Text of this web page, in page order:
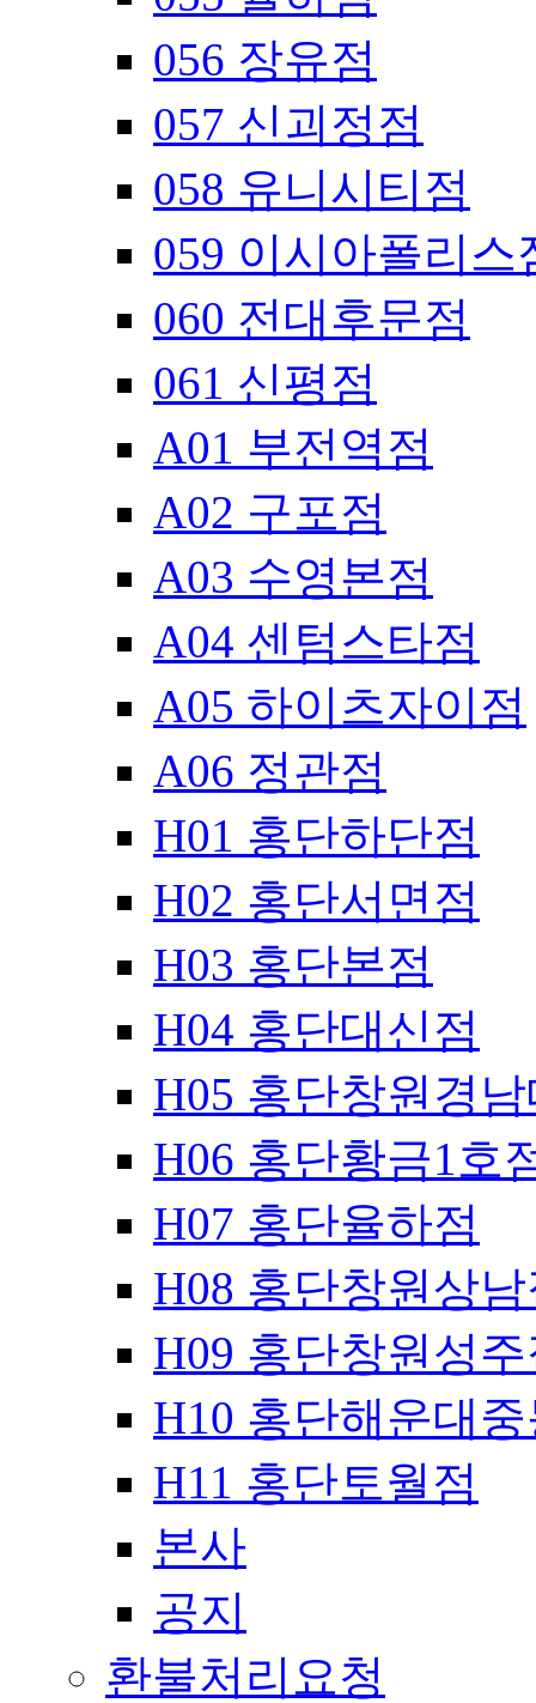
056 장유점
057 신괴정점
058 유니시티점
059 이시아폴리스
060 전대후문점
061 신평점
A01 부전역점
A02 구포점
A03 수영본점
A04 센텀스타점
A05 하이츠자이점
A06 정관점
H01 홍단하단점
H02 홍단서면점
H03 홍단본점
H04 홍단대신점
H05 홍단창원경
H06 홍단황금1호
H07 홍단율하점
H08 홍단창원상
H09 홍단창원성
H10 홍단해운대
H11 홍단토월점
본사
공지
환불처리요청